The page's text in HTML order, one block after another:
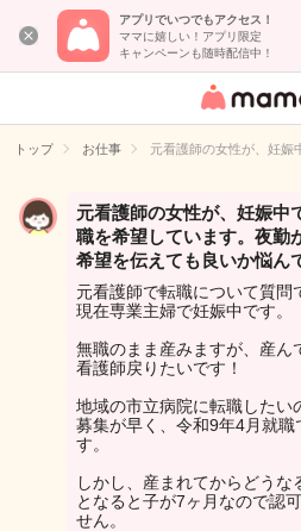
アプリでいつでもアクセス！
ママに嬉しい！アプリ限定
キャンペーンも随時配信中！
女性専用匿
イト
トップ お仕事 元看護師の女性が、妊娠
元看護師の女性が、妊娠中
職を希望しています。夜勤
希望を伝えても良いか悩ん
元看護師で転職について質問
現在専業主婦で妊娠中です。
無職のまま産みますが、産ん
看護師戻りたいです！
地域の市立病院に転職したい
募集が早く、令和9年4月就職
す。
しかし、産まれてからどう
となると子が7ヶ月なので認
せん。